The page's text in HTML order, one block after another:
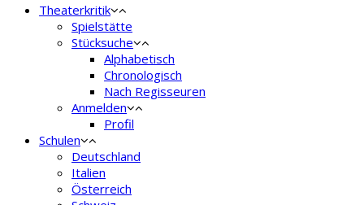
Theaterkritik
Spielstätte
Stücksuche
Alphabetisch
Chronologisch
Nach Regisseuren
Anmelden
Profil
Schulen
Deutschland
Italien
Österreich